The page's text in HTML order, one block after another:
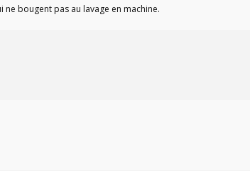
bougent pas au lavage en machine.